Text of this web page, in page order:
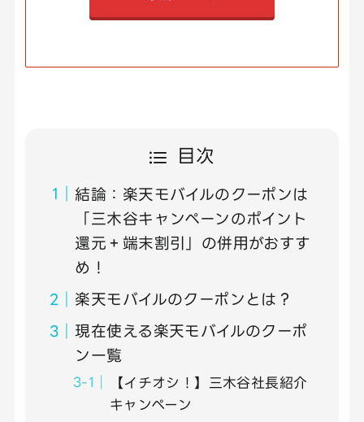
目次
結論：楽天モバイルのクーポンは
「三木谷キャンペーンのポイント
還元＋端末割引」の併用がおすす
め！
楽天モバイルのクーポンとは？
現在使える楽天モバイルのクーポ
ン一覧
【イチオシ！】三木谷社長紹介
キャンペーン